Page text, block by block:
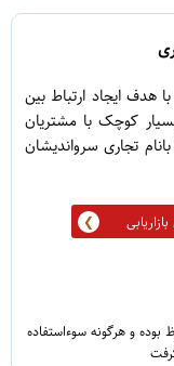
هدف ایجاد ارتباط بین
کوچک با مشتریان
تجاری سرواندیشان
بوده و هرگونه سوءاستفاده